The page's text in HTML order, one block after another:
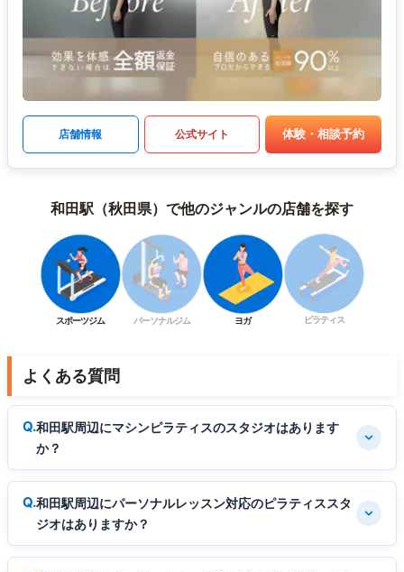
店舗情報 公式サイト 体験・相談予約
和田駅（秋田県）で他のジャンルの店舗を探す
スポーツジム パーソナルジム ヨガ ピラティス
よくある質問
和田駅周辺にマシンピラティスのスタジオはあります
か？
和田駅周辺にパーソナルレッスン対応のピラティススタ
ジオはありますか？